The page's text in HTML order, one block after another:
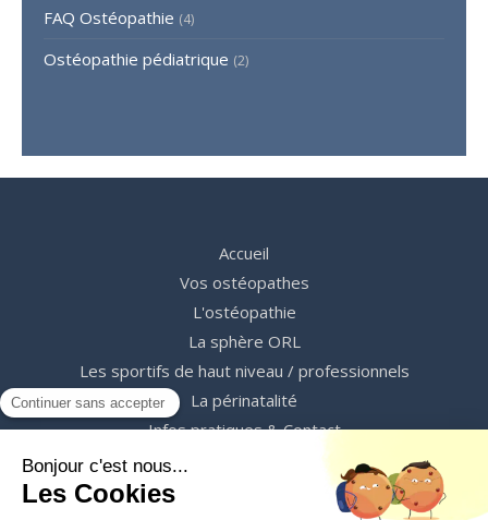
FAQ Ostéopathie (4)
Ostéopathie pédiatrique (2)
Accueil
Vos ostéopathes
L'ostéopathie
La sphère ORL
Les sportifs de haut niveau / professionnels
La périnatalité
Infos pratiques & Contact
©2023 C&C Ostéopathes - Ostéopathes Lyon